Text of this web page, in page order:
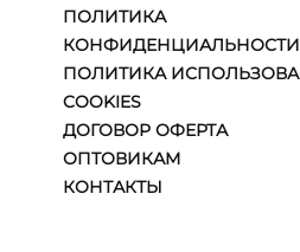
ПОЛИТИКА
КОНФИДЕНЦИАЛЬНОСТИ
ПОЛИТИКА
COOKIES
ДОГОВОР ОФЕРТА
ОПТОВИКАМ
КОНТАКТЫ